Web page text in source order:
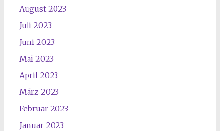
August 2023
Juli 2023
Juni 2023
Mai 2023
April 2023
März 2023
Februar 2023
Januar 2023